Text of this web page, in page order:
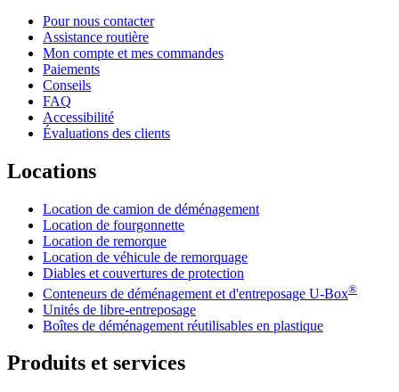
Pour nous contacter
Assistance routière
Mon compte et mes commandes
Paiements
Conseils
FAQ
Accessibilité
Évaluations des clients
Locations
Location de camion de déménagement
Location de fourgonnette
Location de remorque
Location de véhicule de remorquage
Diables et couvertures de protection
Conteneurs de déménagement et d'entreposage U-Box®
Unités de libre-entreposage
Boîtes de déménagement réutilisables en plastique
Produits et services